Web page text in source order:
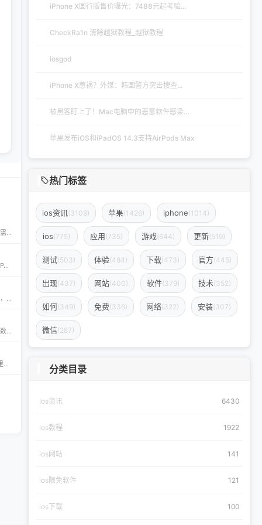
iPA资源一站式下载平台——ipapark.com ipapark.com 专注提供 iPhone、iPad、iPod 软体的 IPA 文件下载服务，覆盖 iOS4 至 iOS16 全系统版本，满足不同机型的用户需求。无论是正版砸壳、开心版软件，还是越狱插件、免费证书，都可在本站快速获取。 核心优势 **全网最全 ip
CyPwn IPA Library——最全的 iOS Sideloading 资源库 The CyPwn IPA Library is the most complete sideloading library available for iOS devices. 这里聚合了海量 IPA 包，覆盖 Jailbreak
appdb — 独立可信的 iOS / iPadOS / macOS 应用市场 appdb 是目前最大的 独立 marketplace，专注于 iOS、iPadOS 与 macOS 生态。无论是开发者想要免费发布应用，还是普通用户想要安全、私密地下载安装自己需要的 app，都可以在这里轻松实现。 核心优势 免费发布：开
免费 AI 图片去水印神器——AirMore AI 想要快速、免费地删除图片中的文字、logo或水印？AirMore AI 提供的免费在线图片去水印工具，无需登录注册，只需一键上传，数秒即可生成高清无水印图片。 核心优势 免费且无需注册，使用门槛为零。 AI 自动识别并清理图片中的水印、文字或徽标。 一键轻松去除水印，
钟意助手‑JoiHouse钟意小屋：果粉的专属 iOS 探索平台 钟意Apple助手（JoiHouse钟意小屋）致力于为 iPhone、iPad 用户提供最新、最全的 iOS 资源与实用技巧。这里汇聚了巨魔商店TrollStore、系统定制、越狱JailBreak等热门内容，让每一位果粉都能轻松玩转 iOS 的无限可能
iPhone X国行版售价曝光：7488元起考验...
CheckRa1n 清除越狱教程_越狱教程
iosgod
iPhone X惹祸？外媒：韩国警方突击搜查...
被黑客盯上了！Mac电脑中的恶意软件感染...
苹果发布iOS和iPadOS 14.3支持AirPods Max
热门标签
ios资讯 (3108) 苹果(1426) iphone(1014)
ios(775) 应用(735) 游戏(644) 更新(519)
测试(503) 体验(484) 下载(473) 官方(445)
出现(437) 网站(400) 软件(379) 技术(352)
如何(349) 免费(336) 网络(322) 安装(307)
微信(287)
分类目录
Ios资讯 6430
ios教程 1922
ios网站 141
ios限免软件 121
ios下载 100